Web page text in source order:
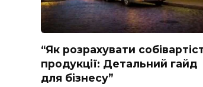
“Як розрахувати
продукції: Детальний гайд
для бізнесу”